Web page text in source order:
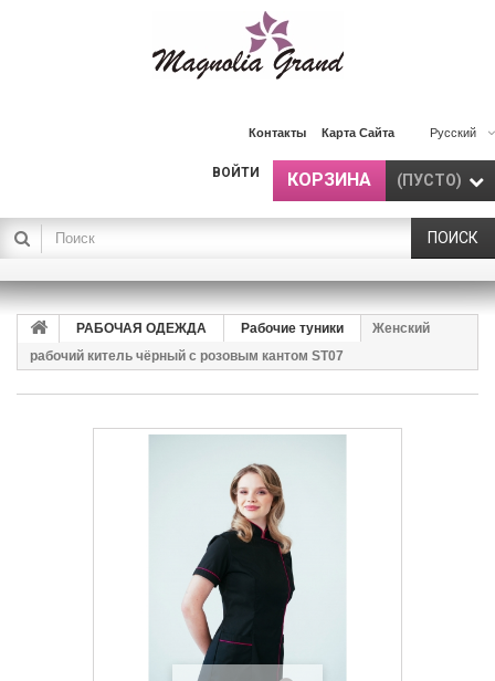
Русский
Контакты Карта Сайта
КОРЗИНА (ПУСТО)
ВОЙТИ
ПОИСК
РАБОЧАЯ ОДЕЖДА Рабочие туники
Женский
рабочий китель чёрный с розовым кантом ST07